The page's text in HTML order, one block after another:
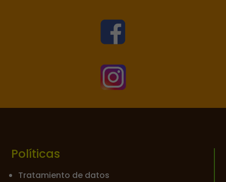


Políticas
Tratamiento de datos